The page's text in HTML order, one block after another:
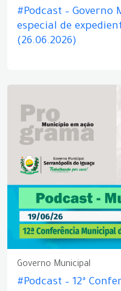
#Podcast –
especial de
(26.06.2026)
Governo Municipal
#Podcast – 12ª